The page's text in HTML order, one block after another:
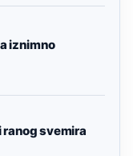
iznimno
svemira